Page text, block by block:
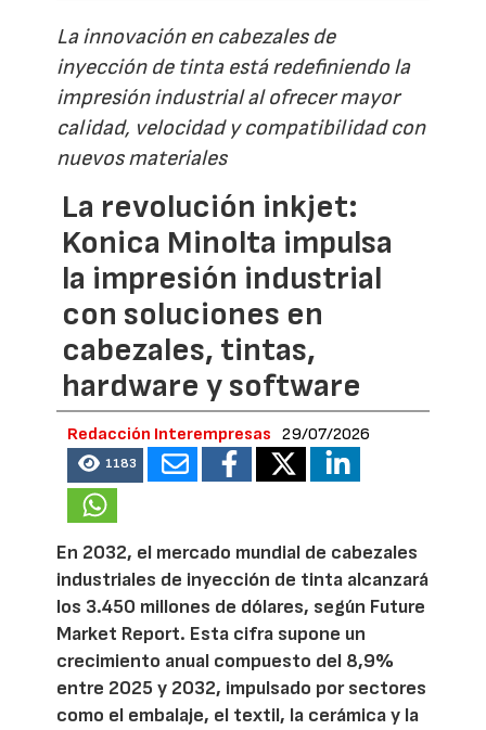
La innovación en cabezales de
inyección de tinta está redefiniendo la
impresión industrial al ofrecer mayor
calidad, velocidad y compatibilidad con
nuevos materiales
La revolución inkjet:
Konica Minolta impulsa
la impresión industrial
con soluciones en
cabezales, tintas,
hardware y software
Redacción Interempresas 29/07/2026
1183
En 2032, el mercado mundial de cabezales
industriales de inyección de tinta alcanzará
los 3.450 millones de dólares, según Future
Market Report. Esta cifra supone un
crecimiento anual compuesto del 8,9%
entre 2025 y 2032, impulsado por sectores
como el embalaje, el textil, la cerámica y la